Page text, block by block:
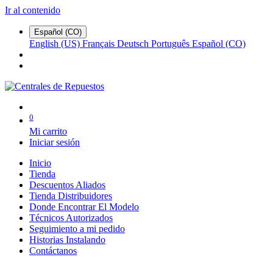
Ir al contenido
Español (CO)
English (US) Français Deutsch Português Español (CO)
0
Mi carrito
Iniciar sesión
Inicio
Tienda
Descuentos Aliados
Tienda Distribuidores
Donde Encontrar El Modelo
Técnicos Autorizados
Seguimiento a mi pedido
Historias Instalando
Contáctanos